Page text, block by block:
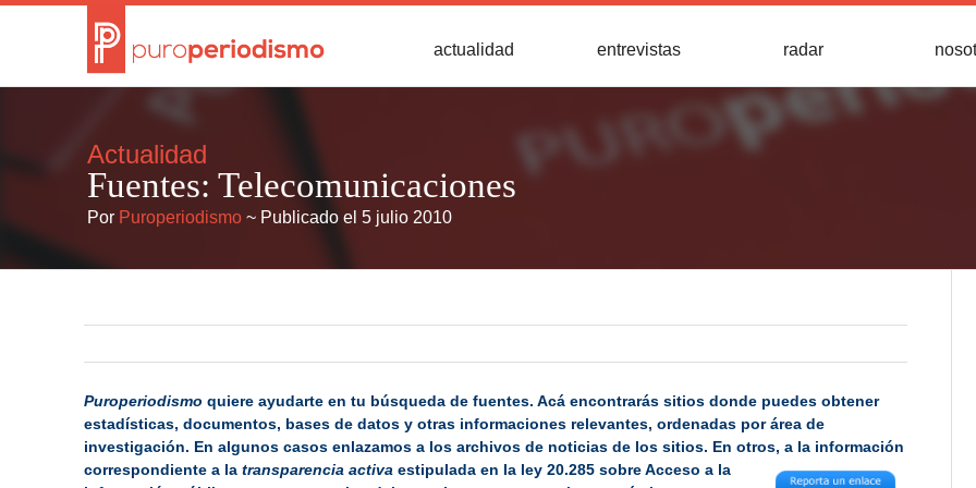
actualidad entrevistas radar
Actualidad
Fuentes: Telecomunicaciones
Por Puroperiodismo ~ Publicado el 5 julio 2010
Puroperiodismoquiere ayudarte en tu búsqueda de fuentes. Acá encontrarás sitios donde puedes obtener
estadísticas, documentos, bases de datos y otras informaciones relevantes, ordenadas por área de
investigación. En algunos casos enlazamos a los archivos de noticias de los sitios. En otros, a la información
correspondiente a latransparencia activa estipulada en la ley 20.285 sobreAcceso a la